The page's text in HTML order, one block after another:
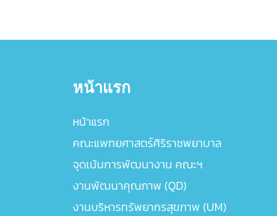
หน้าแรก
หน้าแรก
คณะแพทยศาสตร์ศิริราชพยาบาล
จุดเน้นการพัฒนางาน คณะฯ
งานพัฒนาคุณภาพ (QD)
งานบริหารทรัพยากรสุขภาพ (UM)